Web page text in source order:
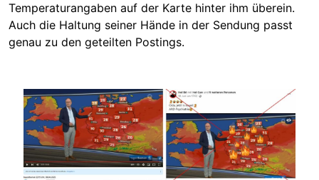
Temperaturangaben auf der Karte hinter ihm überein.
Auch die Haltung seiner Hände in der Sendung passt
genau zu den geteilten Postings.
Image